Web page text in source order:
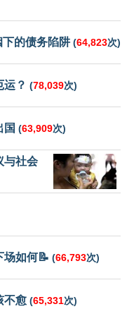
的债务陷阱(64,823次)
运？ (78,039次)
国 (63,909次)
与社会
场如何📝 (66,793次)
不愈 (65,331次)